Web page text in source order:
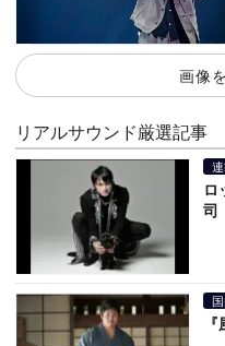
画像
リアルサウンド厳選記事
ロ
司